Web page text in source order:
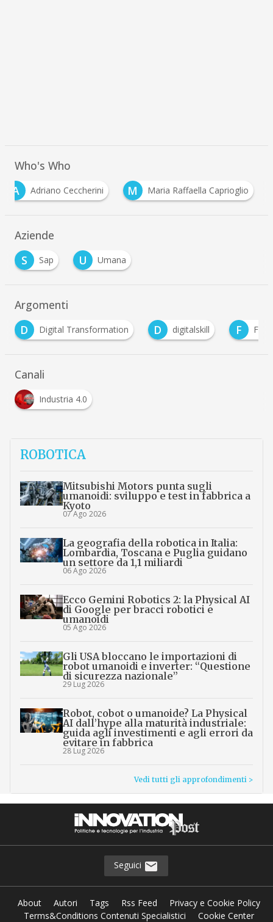
Who's Who
A
Adriano Ceccherini M Maria Raffaella Caprioglio
Aziende
S
Sap U Umana
Argomenti
D digitalskill F Formazione 4.0 pmi
Canali
Industria 4.0
ROBOTICA
Mitsubishi Motors punta sugli
umanoidi: sviluppo e test in fabbrica a
Kyoto
07 Ago 2026
La geografia della robotica in Italia:
Lombardia, Toscana e Puglia guidano
un settore da 1,1 miliardi
06 Ago 2026
Ecco Gemini Robotics 2: la Physical AI
di Google per bracci robotici e
umanoidi
05 Ago 2026
Gli USA bloccano le importazioni di
robot umanoidi e inverter: “Questione
di sicurezza nazionale”
29 Lug 2026
Robot, cobot o umanoide? La Physical
AI dall’hype alla maturità industriale:
guida agli investimenti e agli errori da
evitare in fabbrica
28 Lug 2026
Vedi tutti gli approfondimenti >
Seguici
About Autori Tags Rss Feed
Privacy e Cookie Policy
Terms&Conditions Contenuti Specialistici
Cookie Center